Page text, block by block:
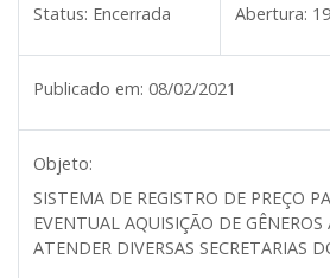
Status: Encerrada Abertura:
Publicado em: 08/02/2021
Objeto:
SISTEMA DE REGISTRO DE PREÇO
EVENTUAL AQUISIÇÃO DE
ATENDER DIVERSAS SECRETARIAS